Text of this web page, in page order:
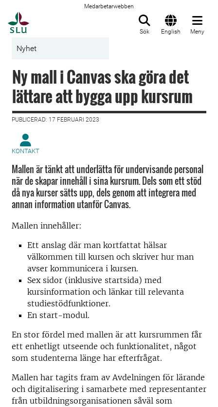
Medarbetarwebben
Sök English Meny
Nyhet
Ny mall i Canvas ska göra det
lättare att bygga upp kursrum
PUBLICERAD: 17 FEBRUARI 2023
KONTAKT
Mallen är tänkt att underlätta för undervisande personal
när de skapar innehåll i sina kursrum. Dels som ett stöd
då nya kurser sätts upp, dels genom att integrera med
annan information utanför Canvas.
Mallen innehåller:
Ett anslag där man kortfattat hälsar
välkommen till kursen och skriver hur man
avser kommunicera i kursen.
Sex sidor (inklusive startsida) med
kursinformation och länkar till relevanta
studiestödfunktioner.
En start-modul.
En stor fördel med mallen är att kursrummen får
ett enhetligt utseende och funktionalitet, något
som studenterna länge har efterfrågat.
Mallen har tagits fram av Avdelningen för lärande
och digitalisering i samarbete med representanter
från utbildningsorganisationen såväl som